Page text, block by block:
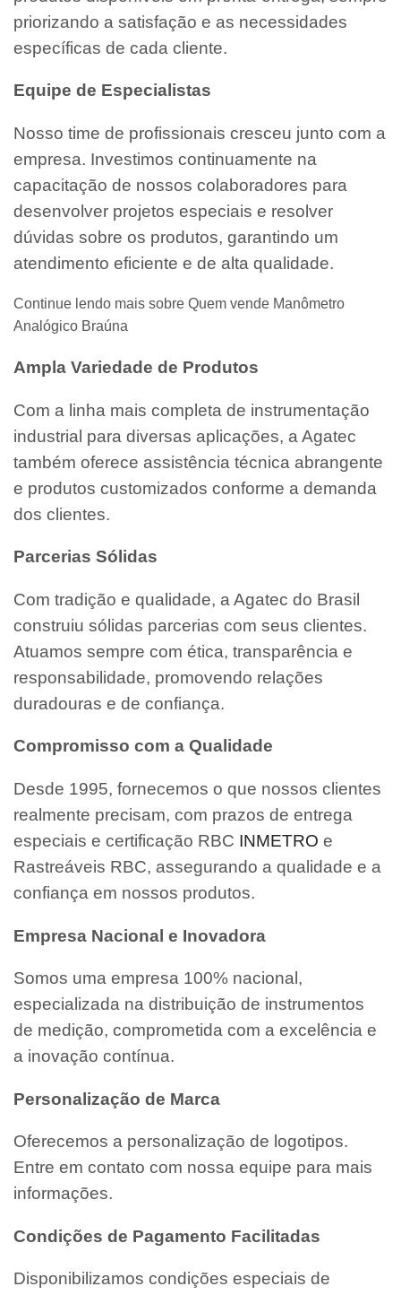
priorizando a satisfação e as necessidades
específicas de cada cliente.
Equipe de Especialistas
Nosso time de profissionais cresceu junto com a
empresa. Investimos continuamente na
capacitação de nossos colaboradores para
desenvolver projetos especiais e resolver
dúvidas sobre os produtos, garantindo um
atendimento eficiente e de alta qualidade.
Continue lendo mais sobre Quem vende Manômetro
Analógico Braúna
Ampla Variedade de Produtos
Com a linha mais completa de instrumentação
industrial para diversas aplicações, a Agatec
também oferece assistência técnica abrangente
e produtos customizados conforme a demanda
dos clientes.
Parcerias Sólidas
Com tradição e qualidade, a Agatec do Brasil
construiu sólidas parcerias com seus clientes.
Atuamos sempre com ética, transparência e
responsabilidade, promovendo relações
duradouras e de confiança.
Compromisso com a Qualidade
Desde 1995, fornecemos o que nossos clientes
realmente precisam, com prazos de entrega
especiais e certificação RBC INMETRO e
Rastreáveis RBC, assegurando a qualidade e a
confiança em nossos produtos.
Empresa Nacional e Inovadora
Somos uma empresa 100% nacional,
especializada na distribuição de instrumentos
de medição, comprometida com a excelência e
a inovação contínua.
Personalização de Marca
Oferecemos a personalização de logotipos.
Entre em contato com nossa equipe para mais
informações.
Condições de Pagamento Facilitadas
Disponibilizamos condições especiais de